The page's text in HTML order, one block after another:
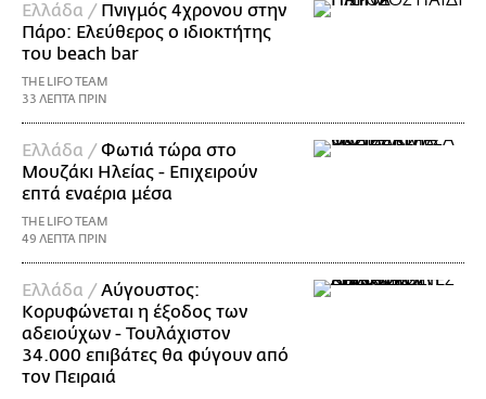
Ελλάδα / Πνιγμός 4χρονου στην
Πάρο: Ελεύθερος ο ιδιοκτήτης
του beach bar
THE LIFO TEAM
33 ΛΕΠΤΑ ΠΡΙΝ
Ελλάδα / Φωτιά τώρα στο
Μουζάκι Ηλείας - Επιχειρούν
επτά εναέρια μέσα
THE LIFO TEAM
49 ΛΕΠΤΑ ΠΡΙΝ
Ελλάδα / Αύγουστος:
Κορυφώνεται η έξοδος των
αδειούχων - Τουλάχιστον
34.000 επιβάτες θα φύγουν από
τον Πειραιά